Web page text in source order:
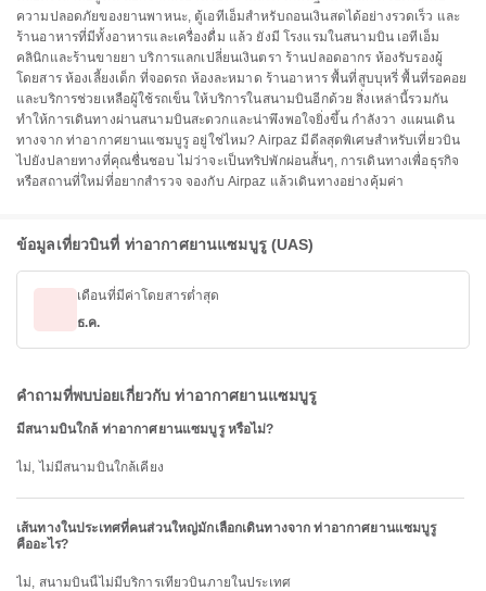
ความปลอดภัยของยานพาหนะ, ตู้เอทีเอ็มสำหรับถอนเงินสดได้อย่างรวดเร็ว และ
ร้านอาหารที่มีทั้งอาหารและเครื่องดื่ม แล้ว ยังมี โรงแรมในสนามบิน เอทีเอ็ม
คลินิกและร้านขายยา บริการแลกเปลี่ยนเงินตรา ร้านปลอดอากร ห้องรับรองผู้
โดยสาร ห้องเลี้ยงเด็ก ที่จอดรถ ห้องละหมาด ร้านอาหาร พื้นที่สูบบุหรี่ พื้นที่รอคอย
และบริการช่วยเหลือผู้ใช้รถเข็น ให้บริการในสนามบินอีกด้วย สิ่งเหล่านี้รวมกัน
ทำให้การเดินทางผ่านสนามบินสะดวกและน่าพึงพอใจยิ่งขึ้น กำลังวา งแผนเดิน
ทางจาก ท่าอากาศยานแซมบูรู อยู่ใช่ไหม? Airpaz มีดีลสุดพิเศษสำหรับเที่ยวบิน
ไปยังปลายทางที่คุณชื่นชอบ ไม่ว่าจะเป็นทริปพักผ่อนสั้นๆ, การเดินทางเพื่อธุรกิจ
หรือสถานที่ใหม่ที่อยากสำรวจ จองกับ Airpaz แล้วเดินทางอย่างคุ้มค่า
ข้อมูลเที่ยวบินที่ ท่าอากาศยานแซมบูรู (UAS)
เดือนที่มีค่าโดยสารต่ำสุด
ธ.ค.
คำถามที่พบบ่อยเกี่ยวกับ ท่าอากาศยานแซมบูรู
มีสนามบินใกล้ ท่าอากาศยานแซมบูรู หรือไม่?
ไม่, ไม่มีสนามบินใกล้เคียง
เส้นทางในประเทศที่คนส่วนใหญ่มักเลือกเดินทางจาก ท่าอากาศยานแซมบูรู
คืออะไร?
ไม่, สนามบินนี้ไม่มีบริการเที่ยวบินภายในประเทศ